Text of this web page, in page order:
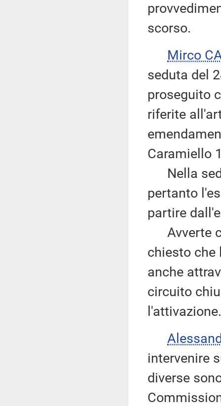
scorso.
Mirco
seduta del
proseguito
riferite
Caramiello
Nella
pertanto
partire
Avverte
chiesto che
anche
circuito
l'attivazione.
intervenire
diverse